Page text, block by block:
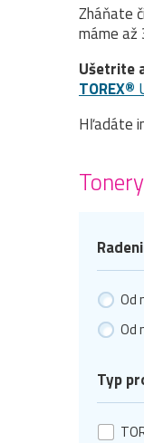
Zháňate
máme až
Ušetrite
TOREX®
Hľadáte
Od
Od
Typ